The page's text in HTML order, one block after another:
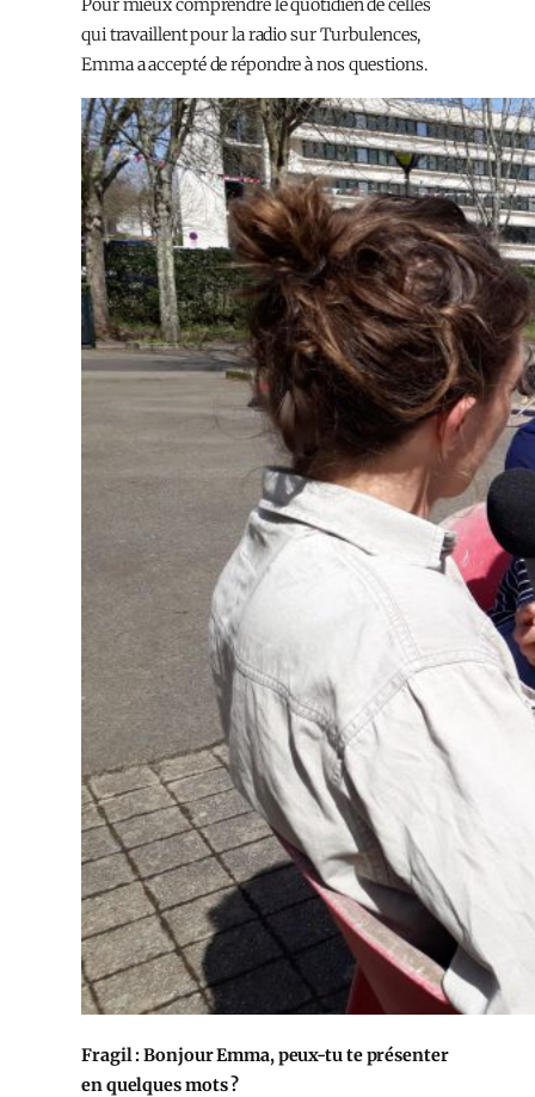
Pour mieux comprendre le quotidien de celles
qui travaillent pour la radio sur Turbulences,
Emma a accepté de répondre à nos questions.
Fragil : Bonjour Emma, peux-tu te présenter
en quelques mots ?